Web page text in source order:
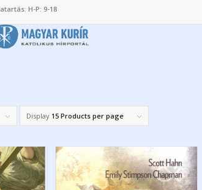
H-P: 9-18
Display 15 Products per page